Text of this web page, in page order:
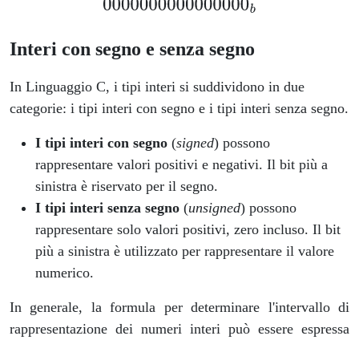
Interi con segno e senza segno
In Linguaggio C, i tipi interi si suddividono in due
categorie: i tipi interi con segno e i tipi interi senza segno.
I tipi interi con segno (signed) possono
rappresentare valori positivi e negativi. Il bit più a
sinistra è riservato per il segno.
I tipi interi senza segno (unsigned) possono
rappresentare solo valori positivi, zero incluso. Il bit
più a sinistra è utilizzato per rappresentare il valore
numerico.
In generale, la formula per determinare l'intervallo di
rappresentazione dei numeri interi può essere espressa